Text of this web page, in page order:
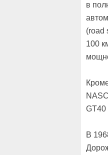
в
(road
100
GT40
В